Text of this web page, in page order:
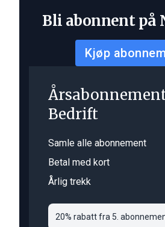
Bli abonnent på
Kjøp
Bedrift
Samle alle abonnement
Betal med kort
Årlig trekk
20% rabatt fra 5.